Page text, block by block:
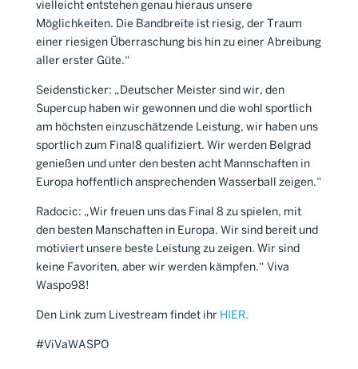
vielleicht entstehen genau hieraus unsere
Möglichkeiten. Die Bandbreite ist riesig, der Traum
einer riesigen Überraschung bis hin zu einer Abreibung
aller erster Güte.“
Seidensticker: „Deutscher Meister sind wir, den
Supercup haben wir gewonnen und die wohl sportlich
am höchsten einzuschätzende Leistung, wir haben uns
sportlich zum Final8 qualifiziert. Wir werden Belgrad
genießen und unter den besten acht Mannschaften in
Europa hoffentlich ansprechenden Wasserball zeigen.“
Radocic: „Wir freuen uns das Final 8 zu spielen, mit
den besten Manschaften in Europa. Wir sind bereit und
motiviert unsere beste Leistung zu zeigen. Wir sind
keine Favoriten, aber wir werden kämpfen.“ Viva
Waspo98!
Den Link zum Livestream findet ihr HIER.
#ViVaWASPO